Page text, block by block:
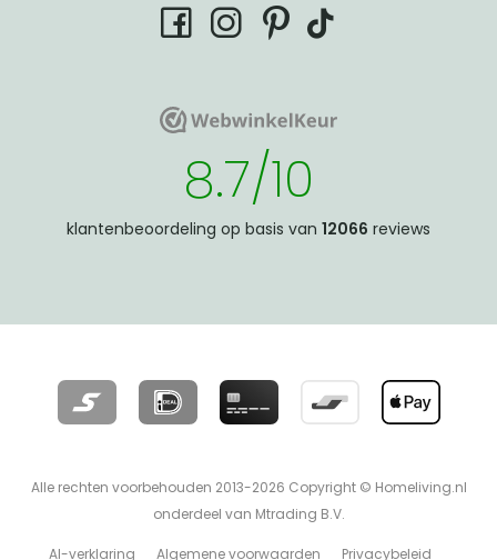
facebookinstagram
pinterest
tiktok
WebwinkelKeurWebwinkelKeur
8.7/10
klantenbeoordeling op basis van 12066 reviews
Alle rechten voorbehouden 2013-2026 Copyright © Homeliving.nl
onderdeel van Mtrading B.V.
AI-verklaring Algemene voorwaarden Privacybeleid